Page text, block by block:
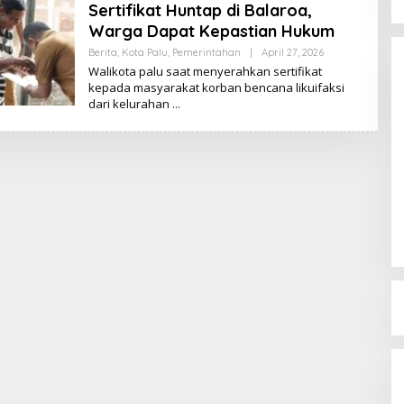
Sertifikat Huntap di Balaroa,
Warga Dapat Kepastian Hukum
Berita, Kota Palu, Pemerintahan April 27, 2026O
H
K
Walikota palu saat menyerahkan sertifikat
kepada masyarakat korban bencana likuifaksi
dari kelurahan